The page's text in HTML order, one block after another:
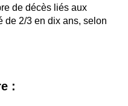
de décès liés aux
de 2/3 en dix ans, selon
: